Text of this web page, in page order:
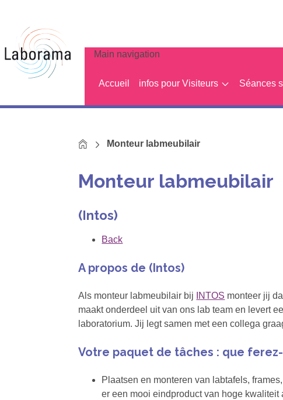
Main navigation
Accueil infos pour Visiteurs Séances
HomeMonteur labmeubilair
Monteur labmeubilair
(Intos)
Back
A propos de (Intos)
Als monteur labmeubilair bij INTOS monteer jij
maakt onderdeel uit van ons lab team en levert
laboratorium. Jij legt samen met een collega
Votre paquet de tâches : que
Plaatsen en monteren van labtafels,
er een mooi eindproduct van hoge kwaliteit